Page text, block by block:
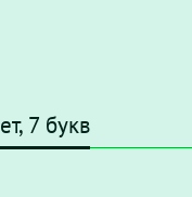
7 букв